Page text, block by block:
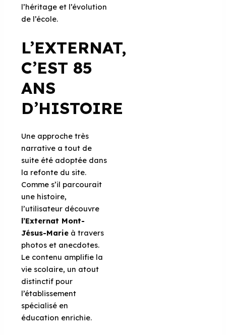
l’héritage et l’évolution
de l’école.
L’EXTERNAT,
C’EST 85
ANS
D’HISTOIRE
Une approche très
narrative a tout de
suite été adoptée dans
la refonte du site.
Comme s’il parcourait
une histoire,
l’utilisateur découvre
l’Externat Mont-
Jésus-Marie à travers
photos et anecdotes.
Le contenu amplifie la
vie scolaire, un atout
distinctif pour
l’établissement
spécialisé en
éducation enrichie.